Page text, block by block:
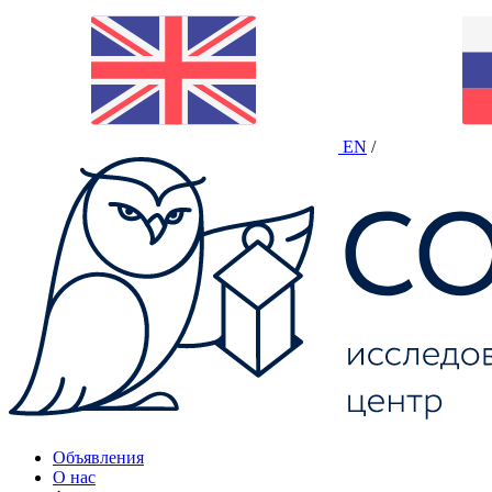
EN /
Объявления
О нас